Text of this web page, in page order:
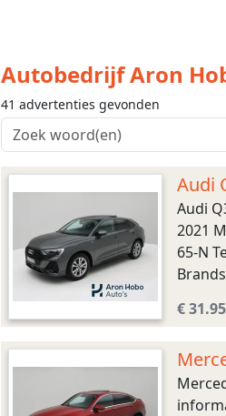
Autobedrijf Aron
41 advertenties gevonden
Audi
Audi
2021
65-N
€